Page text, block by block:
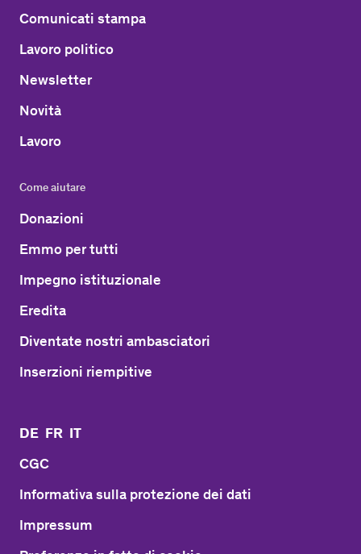
Comunicati stampa
Lavoro politico
Newsletter
Novità
Lavoro
Come aiutare
Donazioni
Emmo per tutti
Impegno istituzionale
Eredita
Diventate nostri ambasciatori
Inserzioni riempitive
DE FR IT
CGC
Informativa sulla protezione dei dati
Impressum